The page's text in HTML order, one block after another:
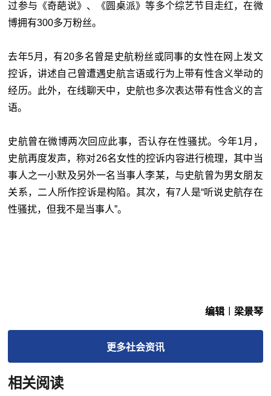
过参与《奇葩说》、《圆桌派》等多个综艺节目走红，在微
博拥有300多万粉丝。
去年5月，有20多名曾是史航粉丝或同事的女性在网上发文
控诉，讲述自己曾遭遇史航言语或行为上带有性含义举动的
经历。此外，在线聊天中，史航也多次表达带有性含义的言
语。
史航曾在微博两次回应此事，否认存在性骚扰。今年1月，
史航再度发声，称对26名女性的控诉内容进行梳理，其中当
事人之一小默及另外一名当事人李某，与史航曾为男女朋友
关系，二人所作控诉是构陷。其次，有7人是“听说史航存在
性骚扰，但我不是当事人”。
编辑︱梁景琴
更多社会资讯
相关阅读